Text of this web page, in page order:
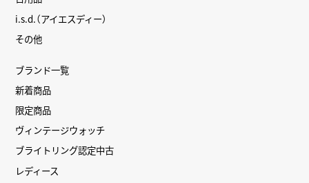
i.s.d.（アイエスディー）
その他
ブランド一覧
新着商品
限定商品
ヴィンテージウォッチ
ブライトリング認定中古
レディース